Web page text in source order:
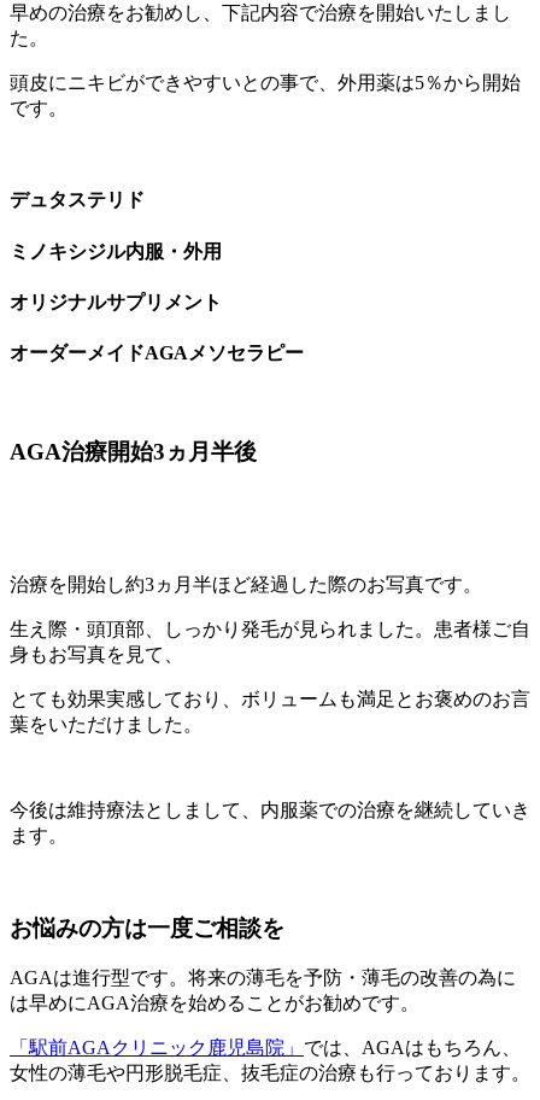
早めの治療をお勧めし、下記内容で治療を開始いたしまし
た。
頭皮にニキビができやすいとの事で、外用薬は5％から開始
です。
デュタステリド
ミノキシジル内服・外用
オリジナルサプリメント
オーダーメイドAGAメソセラピー
AGA治療開始3ヵ月半後
治療を開始し約3ヵ月半ほど経過した際のお写真です。
生え際・頭頂部、しっかり発毛が見られました。患者様ご自
身もお写真を見て、
とても効果実感しており、ボリュームも満足とお褒めのお言
葉をいただけました。
今後は維持療法としまして、内服薬での治療を継続していき
ます。
お悩みの方は一度ご相談を
AGAは進行型です。将来の薄毛を予防・薄毛の改善の為に
は早めにAGA治療を始めることがお勧めです。
「駅前AGAクリニック鹿児島院」 では、AGAはもちろん、
女性の薄毛や円形脱毛症、抜毛症の治療も行っております。